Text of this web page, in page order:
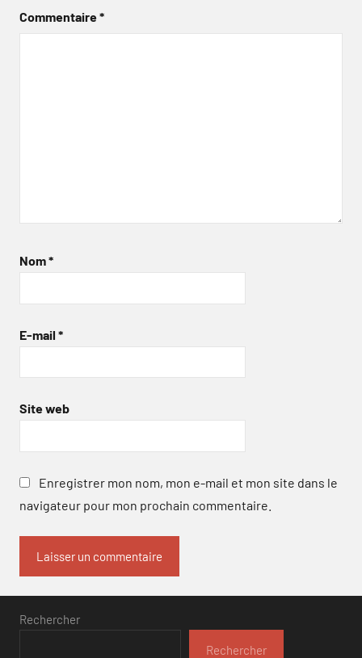
Commentaire*
Nom*
E-mail *
Site web
Enregistrer mon nom, mon e-mail et mon site dans le
navigateur pour mon prochain commentaire.
Rechercher
Rechercher